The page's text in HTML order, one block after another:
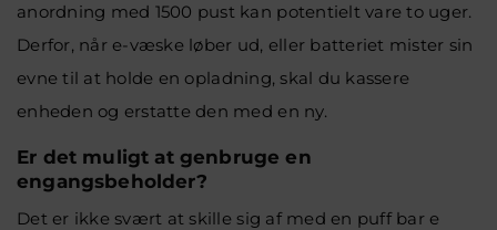
anordning med 1500 pust kan potentielt vare to uger.
Derfor, når e-væske løber ud, eller batteriet mister sin
evne til at holde en opladning, skal du kassere
enheden og erstatte den med en ny.
Er det muligt at genbruge en
engangsbeholder?
Det er ikke svært at skille sig af med en puff bar e